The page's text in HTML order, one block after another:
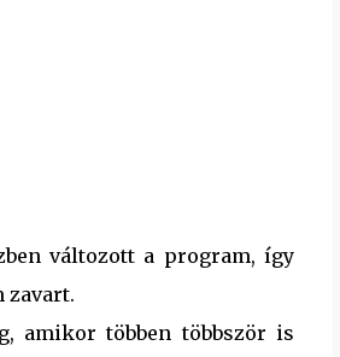
változott a program, így
zavart.
amikor többen többször is